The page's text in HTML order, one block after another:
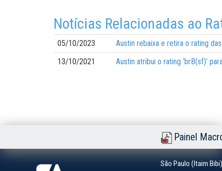
Notícias Relacionadas ao
05/10/2023
Austin rebaixa e retira o rating
13/10/2021
Austin atribui o rating ‘brB(sf)’
Painel
São Paulo (Itaim Bibi)